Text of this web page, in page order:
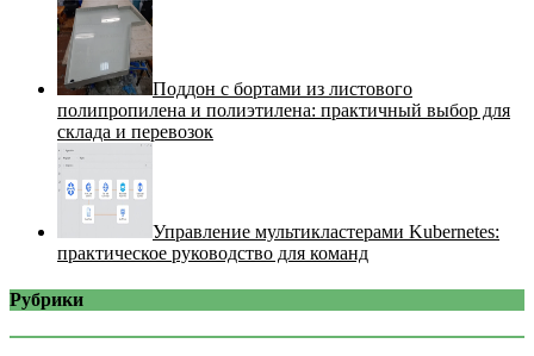
Поддон с бортами из листового
полипропилена и полиэтилена: практичный выбор для
склада и перевозок
Управление мультикластерами Kubernetes:
практическое руководство для команд
Рубрики